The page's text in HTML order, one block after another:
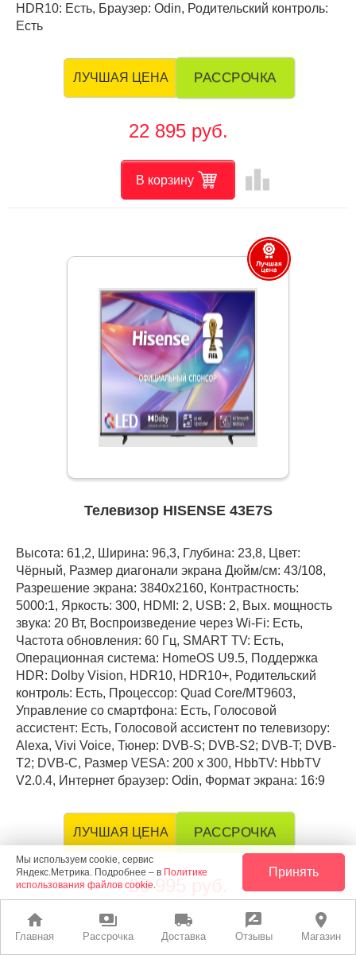
home
Главная
payments
Рассрочка
local_shipping
Доставка
rate_review
Отзывы
place
Магазин
HDR10: Есть, Браузер: Odin, Родительский контроль:
Есть
ЛУЧШАЯ ЦЕНА РАССРОЧКА
22 895 руб.
В корзину leaderboard
Телевизор HISENSE 43E7S
Высота: 61,2, Ширина: 96,3, Глубина: 23,8, Цвет:
Чёрный, Размер диагонали экрана Дюйм/см: 43/108,
Разрешение экрана: 3840x2160, Контрастность:
5000:1, Яркость: 300, HDMI: 2, USB: 2, Вых. мощность
звука: 20 Вт, Воспроизведение через Wi-Fi: Есть,
Частота обновления: 60 Гц, SMART TV: Есть,
Операционная система: HomeOS U9.5, Поддержка
HDR: Dolby Vision, HDR10, HDR10+, Родительский
контроль: Есть, Процессор: Quad Core/MT9603,
Управление со смартфона: Есть, Голосовой
ассистент: Есть, Голосовой ассистент по телевизору:
Alexa, Vivi Voice, Тюнер: DVB-S; DVB-S2; DVB-T; DVB-
T2; DVB-С, Размер VESA: 200 х 300, HbbTV: HbbTV
V2.0.4, Интернет браузер: Odin, Формат экрана: 16:9
ЛУЧШАЯ ЦЕНА РАССРОЧКА
36 995 руб.
В корзину leaderboard
Мы используем cookie, сервис
Яндекс.Метрика. Подробнее – в Политике
использования файлов cookie.
Принять